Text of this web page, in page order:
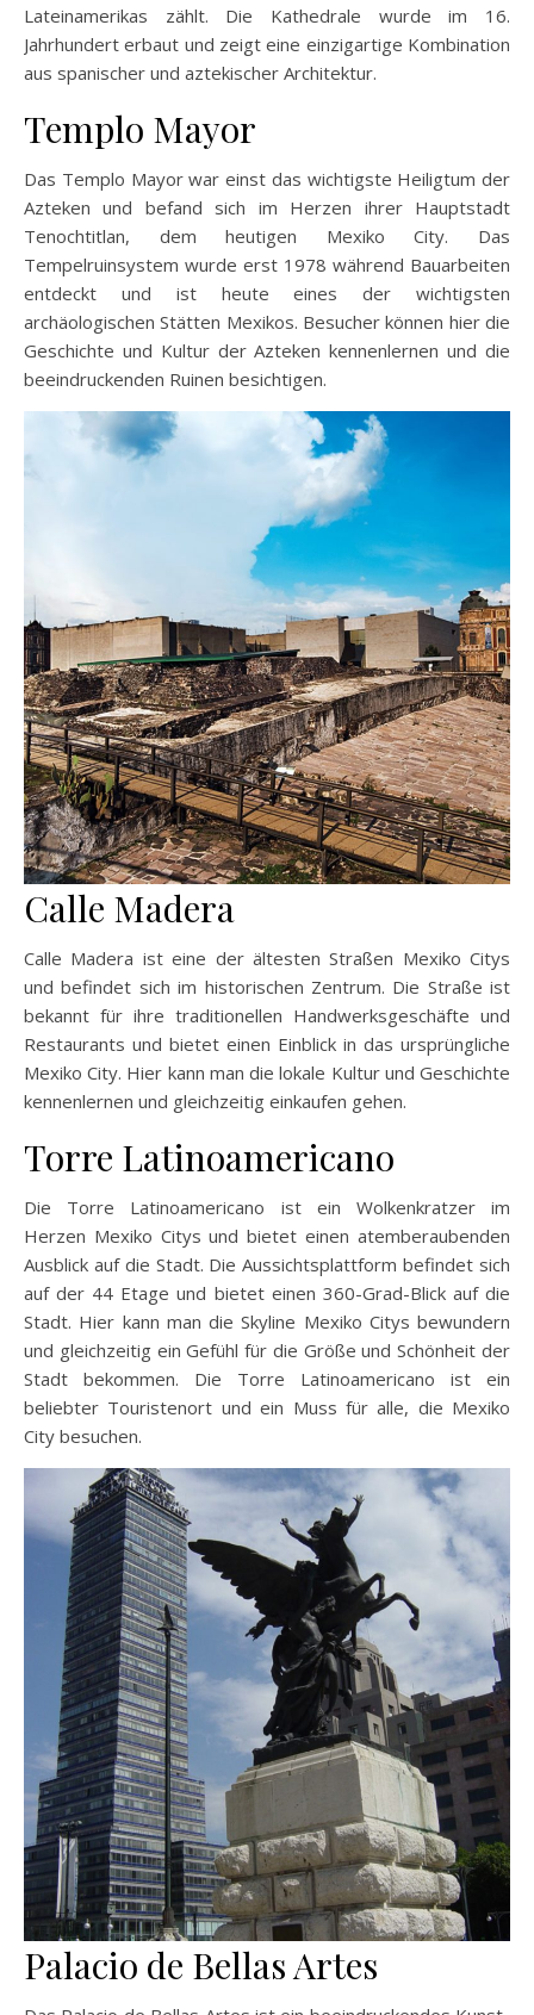
Lateinamerikas zählt. Die Kathedrale wurde im 16.
Jahrhundert erbaut und zeigt eine einzigartige Kombination
aus spanischer und aztekischer Architektur.
Templo Mayor
Das Templo Mayor war einst das wichtigste Heiligtum der
Azteken und befand sich im Herzen ihrer Hauptstadt
Tenochtitlan, dem heutigen Mexiko City. Das
Tempelruinsystem wurde erst 1978 während Bauarbeiten
entdeckt und ist heute eines der wichtigsten
archäologischen Stätten Mexikos. Besucher können hier die
Geschichte und Kultur der Azteken kennenlernen und die
beeindruckenden Ruinen besichtigen.
Calle Madera
Calle Madera ist eine der ältesten Straßen Mexiko Citys
und befindet sich im historischen Zentrum. Die Straße ist
bekannt für ihre traditionellen Handwerksgeschäfte und
Restaurants und bietet einen Einblick in das ursprüngliche
Mexiko City. Hier kann man die lokale Kultur und Geschichte
kennenlernen und gleichzeitig einkaufen gehen.
Torre Latinoamericano
Die Torre Latinoamericano ist ein Wolkenkratzer im
Herzen Mexiko Citys und bietet einen atemberaubenden
Ausblick auf die Stadt. Die Aussichtsplattform befindet sich
auf der 44 Etage und bietet einen 360-Grad-Blick auf die
Stadt. Hier kann man die Skyline Mexiko Citys bewundern
und gleichzeitig ein Gefühl für die Größe und Schönheit der
Stadt bekommen. Die Torre Latinoamericano ist ein
beliebter Touristenort und ein Muss für alle, die Mexiko
City besuchen.
Palacio de Bellas Artes